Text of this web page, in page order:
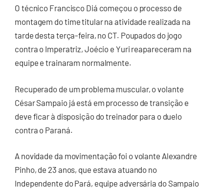
O técnico Francisco Diá começou o processo de
montagem do time titular na atividade realizada na
tarde desta terça-feira, no CT. Poupados do jogo
contra o Imperatriz, Joécio e Yuri reapareceram na
equipe e trainaram normalmente.
Recuperado de um problema muscular, o volante
César Sampaio já está em processo de transição e
deve ficar à disposição do treinador para o duelo
contra o Paraná.
A novidade da movimentação foi o volante Alexandre
Pinho, de 23 anos, que estava atuando no
Independente do Pará, equipe adversária do Sampaio